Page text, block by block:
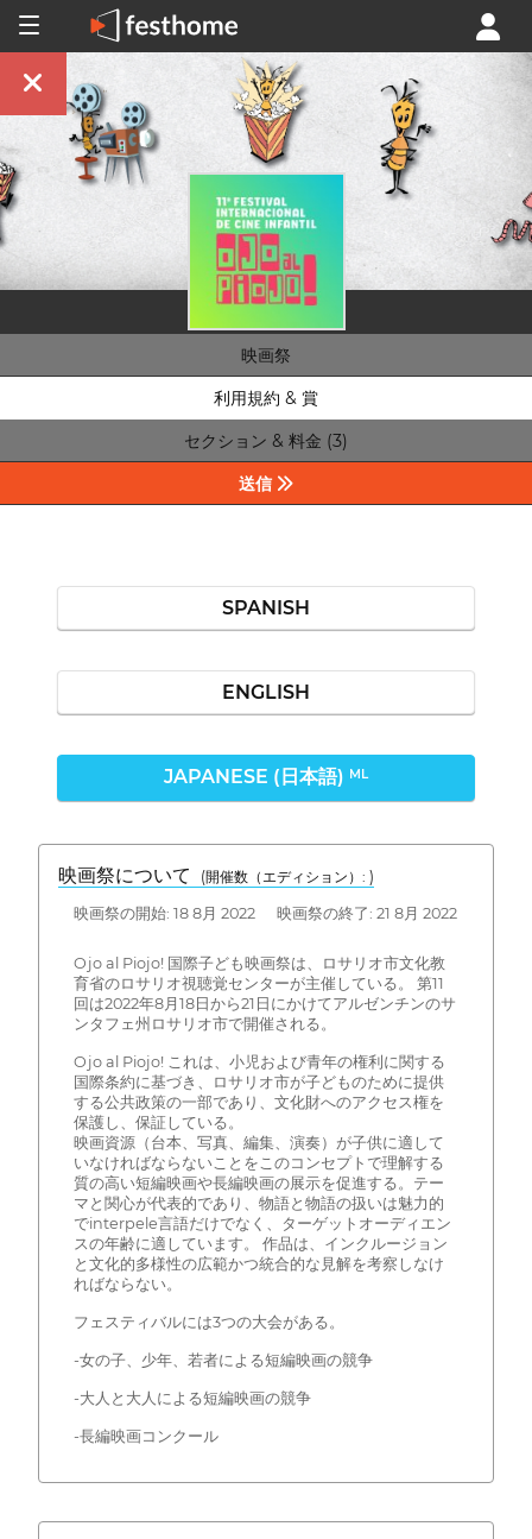
映画祭
利用規約 & 賞
セクション & 料金 (3)
送信
SPANISH
ENGLISH
JAPANESE (日本語) ML
映画祭について (開催数（エディション）: )
映画祭の開始: 18 8月 2022 映画祭の終了: 21 8月 2022
Ojo al Piojo! 国際子ども映画祭は、ロサリオ市文化教
育省のロサリオ視聴覚センターが主催している。 第11
回は2022年8月18日から21日にかけてアルゼンチンのサ
ンタフェ州ロサリオ市で開催される。
Ojo al Piojo! これは、小児および青年の権利に関する
国際条約に基づき、ロサリオ市が子どものために提供
する公共政策の一部であり、文化財へのアクセス権を
保護し、保証している。
映画資源（台本、写真、編集、演奏）が子供に適して
いなければならないことをこのコンセプトで理解する
質の高い短編映画や長編映画の展示を促進する。テー
マと関心が代表的であり、物語と物語の扱いは魅力的
でinterpele言語だけでなく、ターゲットオーディエン
スの年齢に適しています。 作品は、インクルージョン
と文化的多様性の広範かつ統合的な見解を考察しなけ
ればならない。
フェスティバルには3つの大会がある。
-女の子、少年、若者による短編映画の競争
-大人と大人による短編映画の競争
-長編映画コンクール